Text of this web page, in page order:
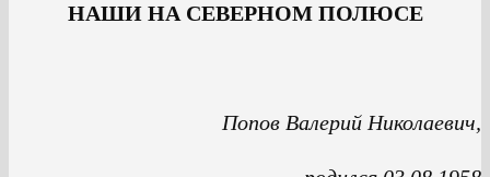
НАШИ НА СЕВЕРНОМ ПОЛЮСЕ
Попов Валерий Николаевич,